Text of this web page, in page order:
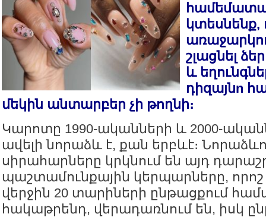
կտեսնենք,
շլացնել
և
դիզայնn
մեկին անտարբեր չի թողնի։
Կարոտը 1990-ականների և 2000-
ավելի նորաձև է, քան երբևէ։
սիրահարները կրկնում են այդ
պաշտամունքային կերպարները, որոշ
վերջին 20 տարիների ընթացքում
հակաթրենդ, վերադառնում են, իսկ